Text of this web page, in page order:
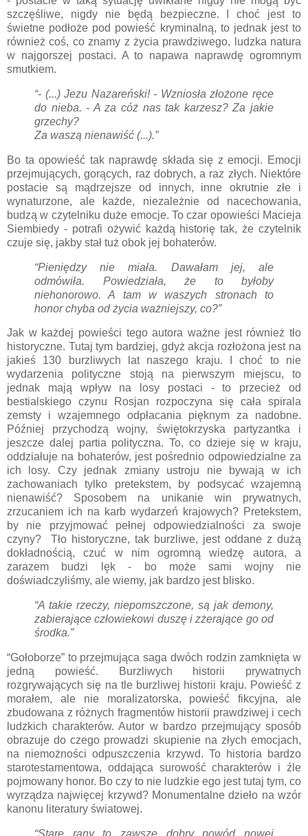
szczęśliwe, nigdy nie będą bezpieczne. I choć jest to
świetne podłoże pod powieść kryminalną, to jednak jest to
również coś, co znamy z życia prawdziwego, ludzka natura
w najgorszej postaci. A to napawa naprawdę ogromnym
smutkiem.
“- (...) Jezu Nazareński! - Wzniosła złożone ręce
do nieba. - A za cóż nas tak karzesz? Za jakie
grzechy?
Za waszą nienawiść (...).”
Bo ta opowieść tak naprawdę składa się z emocji. Emocji
przejmujących, gorących, raz dobrych, a raz złych. Niektóre
postacie są mądrzejsze od innych, inne okrutnie złe i
wynaturzone, ale każde, niezależnie od nacechowania,
budzą w czytelniku duże emocje. To czar opowieści Macieja
Siembiedy - potrafi ożywić każdą historię tak, że czytelnik
czuje się, jakby stał tuż obok jej bohaterów.
“Pieniędzy nie miała. Dawałam jej, ale
odmówiła. Powiedziała, że to byłoby
niehonorowo. A tam w waszych stronach to
honor chyba od życia ważniejszy, co?”
Jak w każdej powieści tego autora ważne jest również tło
historyczne. Tutaj tym bardziej, gdyż akcja rozłożona jest na
jakieś 130 burzliwych lat naszego kraju. I choć to nie
wydarzenia polityczne stoją na pierwszym miejscu, to
jednak mają wpływ na losy postaci - to przecież od
bestialskiego czynu Rosjan rozpoczyna się cała spirala
zemsty i wzajemnego odpłacania pięknym za nadobne.
Później przychodzą wojny, świętokrzyska partyzantka i
jeszcze dalej partia polityczna. To, co dzieje się w kraju,
oddziałuje na bohaterów, jest pośrednio odpowiedzialne za
ich losy. Czy jednak zmiany ustroju nie bywają w ich
zachowaniach tylko pretekstem, by podsycać wzajemną
nienawiść? Sposobem na unikanie win prywatnych,
zrzucaniem ich na karb wydarzeń krajowych? Pretekstem,
by nie przyjmować pełnej odpowiedzialności za swoje
czyny? Tło historyczne, tak burzliwe, jest oddane z dużą
dokładnością, czuć w nim ogromną wiedzę autora, a
zarazem budzi lęk - bo może sami wojny nie
doświadczyliśmy, ale wiemy, jak bardzo jest blisko.
“A takie rzeczy, niepomszczone, są jak demony,
zabierające człowiekowi duszę i zżerające go od
środka.”
“Gołoborze” to przejmująca saga dwóch rodzin zamknięta w
jedną powieść. Burzliwych historii prywatnych
rozgrywających się na tle burzliwej historii kraju. Powieść z
morałem, ale nie moralizatorska, powieść fikcyjna, ale
zbudowana z różnych fragmentów historii prawdziwej i cech
ludzkich charakterów. Autor w bardzo przejmujący sposób
obrazuje do czego prowadzi skupienie na złych emocjach,
na niemożności odpuszczenia krzywd. To historia bardzo
starotestamentowa, oddająca surowość charakterów i źle
pojmowany honor. Bo czy to nie ludzkie ego jest tutaj tym, co
wyrządza najwięcej krzywd? Monumentalne dzieło na wzór
kanonu literatury światowej.
“Stare rany to zawsze dobry powód nowej